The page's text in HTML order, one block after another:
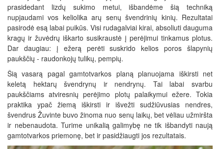
prasidedant lizdų sukimo metui, išbandėme šią techniką
nupjaudami vos keliolika arų senų švendrinių kinių. Rezultatai
pasirodė esą labai puikūs. Visi rudagalviai kirai, absoliuti dauguma
kragų ir žuvėdrų iškarto susikraustė į perėjimui tinkamus plotus.
Dar daugiau: į ežerą perėti suskrido kelios poros šlapynių
paukščių - raudonkojų tulikų, pempių.
Šią vasarą pagal gamtotvarkos planą planuojama iškirsti net
keletą hektarų švendrynų ir nendrynų. Tai labai svarbu
paukščiams atviresnių perėjimo plotų palaikymui ežere. Tokia
praktika ypač žiemą iškirsti ir išvežti sudžiūvusias nendres,
švendrus Žuvinte buvo žinoma nuo senų laikų, bet vėliau užmiršta
ir nebenaudota. Turime unikalią galimybę ne tik išbandyti naują
gamtotvarkos priemonę, bet ir pasidžiaugti jos rezultatais.